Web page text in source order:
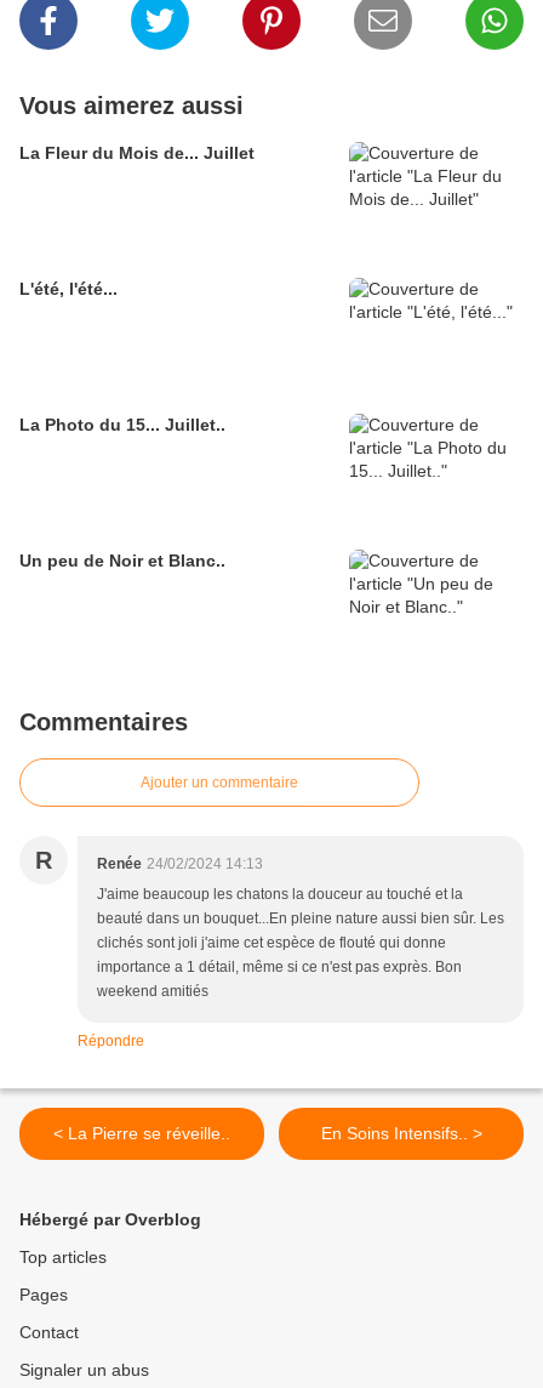
Vous aimerez aussi
La Fleur du Mois de... Juillet
L'été, l'été...
La Photo du 15... Juillet..
Un peu de Noir et Blanc..
Commentaires
Ajouter un commentaire
R Renée 24/02/2024 14:13
J'aime beaucoup les chatons la douceur au touché et la
beauté dans un bouquet...En pleine nature aussi bien sûr. Les
clichés sont joli j'aime cet espèce de flouté qui donne
importance a 1 détail, même si ce n'est pas exprès. Bon
weekend amitiés
Répondre
< La Pierre se réveille.. En Soins Intensifs.. >
Hébergé par Overblog
Top articles
Pages
Contact
Signaler un abus